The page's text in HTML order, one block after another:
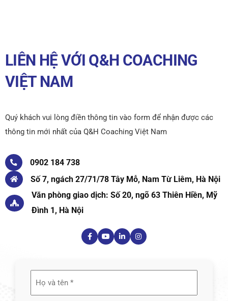
LIÊN HỆ VỚI Q&H COACHING
VIỆT NAM
Quý khách vui lòng điền thông tin vào form để nhận được các
thông tin mới nhất của Q&H Coaching Việt Nam
0902 184 738
Số 7, ngách 27/71/78 Tây Mỗ, Nam Từ Liêm, Hà Nội
Văn phòng giao dịch: Số 20, ngõ 63 Thiên Hiền, Mỹ
Đình 1, Hà Nội